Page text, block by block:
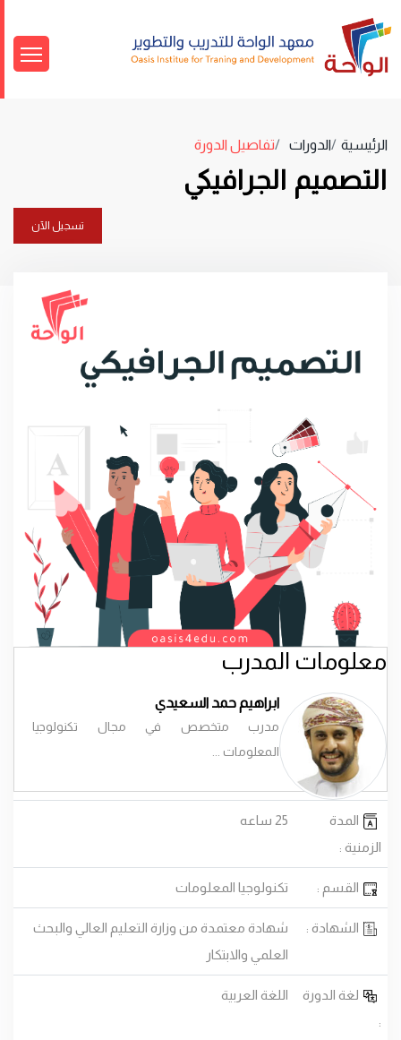
الرئيسية الدورات تفاصيل الدورة
التصميم الجرافيكي
تسجيل الآن
معلومات المدرب
ابراهيم حمد السعيدي
مدرب متخصص في مجال تكنولوجيا
المعلومات ...
المدة
الزمنية :
25 ساعه
القسم : تكنولوجيا المعلومات
الشهادة :
شهادة معتمدة من وزارة التعليم العالي والبحث
العلمي والابتكار
لغة الدورة
:
اللغة العربية